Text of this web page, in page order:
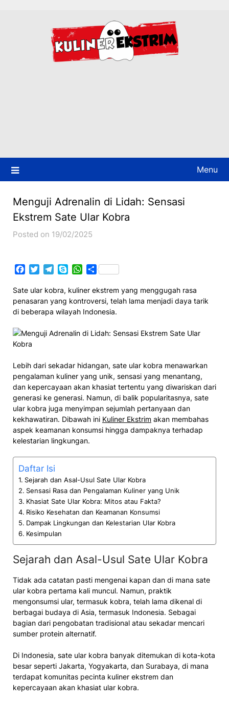
Menu
Menguji Adrenalin di Lidah: Sensasi
Ekstrem Sate Ular Kobra
Posted on 19/02/2025
Facebook
TwitterTelegram
SkypeWhatsApp
Share
Sate ular kobra, kuliner ekstrem yang menggugah rasa
penasaran yang kontroversi, telah lama menjadi daya tarik
di beberapa wilayah Indonesia.
Lebih dari sekadar hidangan, sate ular kobra menawarkan
pengalaman kuliner yang unik, sensasi yang menantang,
dan kepercayaan akan khasiat tertentu yang diwariskan dari
generasi ke generasi. Namun, di balik popularitasnya, sate
ular kobra juga menyimpan sejumlah pertanyaan dan
kekhawatiran. Dibawah ini Kuliner Ekstrim akan membahas
aspek keamanan konsumsi hingga dampaknya terhadap
kelestarian lingkungan.
Daftar Isi
Sejarah dan Asal-Usul Sate Ular Kobra
Sensasi Rasa dan Pengalaman Kuliner yang Unik
Khasiat Sate Ular Kobra: Mitos atau Fakta?
Risiko Kesehatan dan Keamanan Konsumsi
Dampak Lingkungan dan Kelestarian Ular Kobra
Kesimpulan
Sejarah dan Asal-Usul Sate Ular Kobra
Tidak ada catatan pasti mengenai kapan dan di mana sate
ular kobra pertama kali muncul. Namun, praktik
mengonsumsi ular, termasuk kobra, telah lama dikenal di
berbagai budaya di Asia, termasuk Indonesia. Sebagai
bagian dari pengobatan tradisional atau sekadar mencari
sumber protein alternatif.
Di Indonesia, sate ular kobra banyak ditemukan di kota-kota
besar seperti Jakarta, Yogyakarta, dan Surabaya, di mana
terdapat komunitas pecinta kuliner ekstrem dan
kepercayaan akan khasiat ular kobra.